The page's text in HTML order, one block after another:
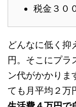
税金３０
どんなに低く抑
円。そこにプラ
ン代がかかりま
ても月平均２万